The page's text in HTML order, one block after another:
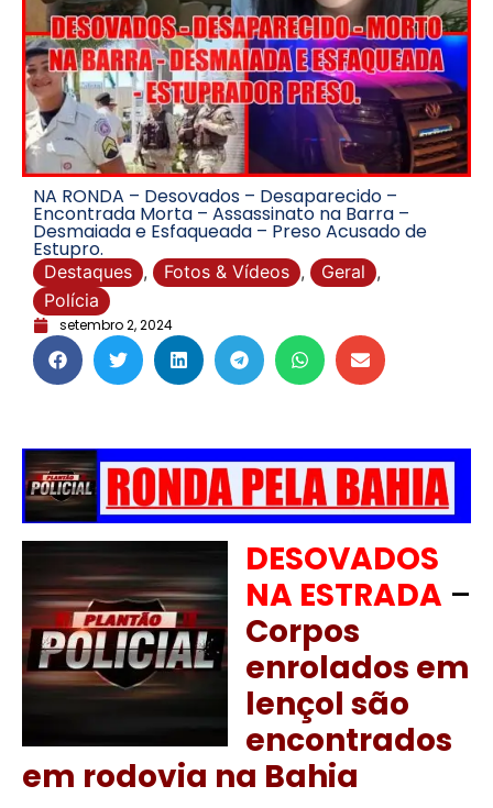
NA RONDA – Desovados – Desaparecido –
Encontrada Morta – Assassinato na Barra –
Desmaiada e Esfaqueada – Preso Acusado de
Estupro.
Destaques , Fotos & Vídeos , Geral ,
Polícia
setembro 2, 2024
DESOVADOS
NA ESTRADA –
Corpos
enrolados em
lençol são
encontrados
em rodovia na Bahia